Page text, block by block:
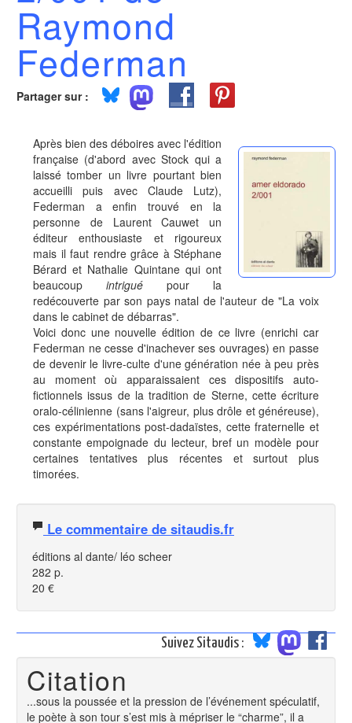
Raymond
Federman
Partager sur :
Après bien des déboires avec l'édition
française (d'abord avec Stock qui a
laissé tomber un livre pourtant bien
accueilli puis avec Claude Lutz),
Federman a enfin trouvé en la
personne de Laurent Cauwet un
éditeur enthousiaste et rigoureux
mais il faut rendre grâce à Stéphane
Bérard et Nathalie Quintane qui ont
beaucoupintrigué pour la
redécouverte par son pays natal de l'auteur de "La voix
dans le cabinet de débarras".
Voici donc une nouvelle édition de ce livre (enrichi car
Federman ne cesse d'inachever ses ouvrages) en passe
de devenir le livre-culte d'une génération née à peu près
au moment où apparaissaient ces dispositifs auto-
fictionnels issus de la tradition de Sterne, cette écriture
oralo-célinienne (sans l'aigreur, plus drôle et généreuse),
ces expérimentations post-dadaïstes, cette fraternelle et
constante empoignade du lecteur, bref un modèle pour
certaines tentatives plus récentes et surtout plus
timorées.
Le commentaire de sitaudis.fr
éditions al dante/ léo scheer
282 p.
20 €
Suivez Sitaudis :
Citation
...sous la poussée et la pression de l’événement spéculatif,
le poète à son tour s’est mis à mépriser le “charme”, il a